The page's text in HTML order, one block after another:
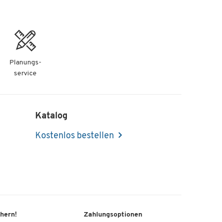
Planungs-
service
Katalog
Kostenlos bestellen
Zahlungsoptionen